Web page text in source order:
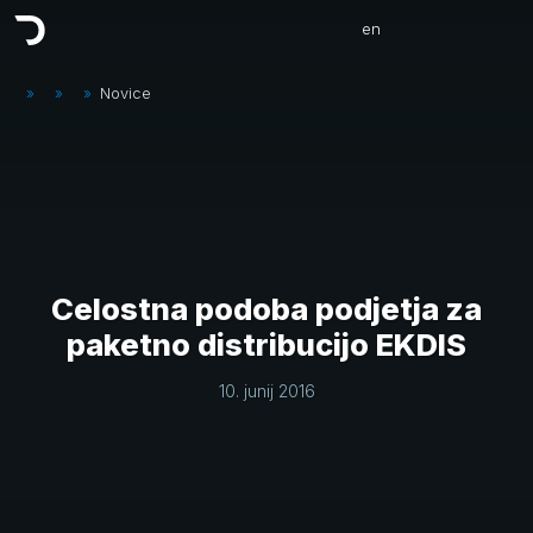
en
» » » Novice
Celostna podoba podjetja za
paketno distribucijo EKDIS
10. junij 2016